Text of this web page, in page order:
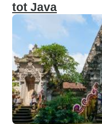
tot Java